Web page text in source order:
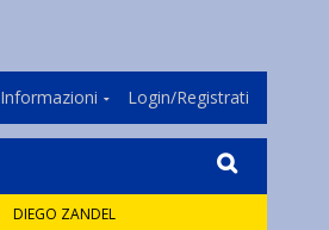
Informazioni Login/Registrati
DIEGO ZANDEL